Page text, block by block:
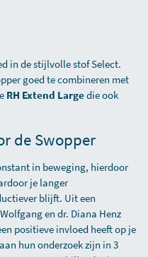
in de stijlvolle stof Select.
goed te combineren met
RH Extend Largedie ook
de Swopper
in beweging, hierdoor
je langer
blijft. Uit een
en dr. Diana Henz
positieve invloed heeft op je
hun onderzoek zijn in 3